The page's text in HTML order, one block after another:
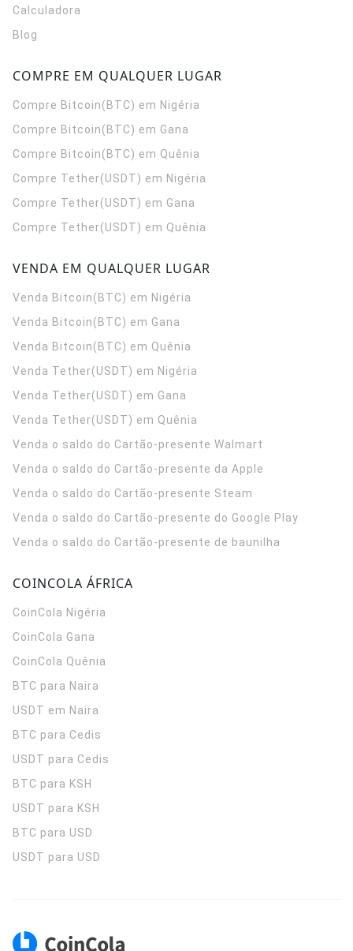
Calculadora
Blog
COMPRE EM QUALQUER LUGAR
Compre Bitcoin(BTC) em Nigéria
Compre Bitcoin(BTC) em Gana
Compre Bitcoin(BTC) em Quênia
Compre Tether(USDT) em Nigéria
Compre Tether(USDT) em Gana
Compre Tether(USDT) em Quênia
VENDA EM QUALQUER LUGAR
Venda Bitcoin(BTC) em Nigéria
Venda Bitcoin(BTC) em Gana
Venda Bitcoin(BTC) em Quênia
Venda Tether(USDT) em Nigéria
Venda Tether(USDT) em Gana
Venda Tether(USDT) em Quênia
Venda o saldo do Cartão-presente Walmart
Venda o saldo do Cartão-presente da Apple
Venda o saldo do Cartão-presente Steam
Venda o saldo do Cartão-presente do Google Play
Venda o saldo do Cartão-presente de baunilha
COINCOLA ÁFRICA
CoinCola Nigéria
CoinCola Gana
CoinCola Quênia
BTC para Naira
USDT em Naira
BTC para Cedis
USDT para Cedis
BTC para KSH
USDT para KSH
BTC para USD
USDT para USD